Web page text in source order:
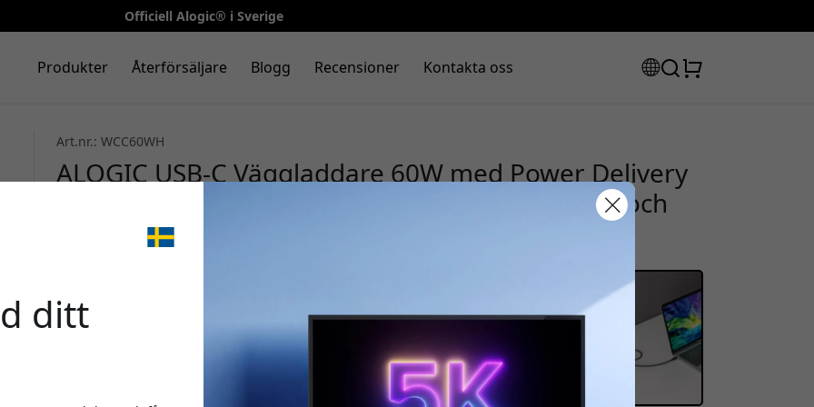
Officiell Alogic® i Sverige
Produkter Återförsäljare Blogg Recensioner Kontakta oss
Art.nr.: WCC60WH
ALOGIC USB-C Väggladdare 60W med Power Delivery
och USB-C till USB-C-kabel för laptop, surfplatta och
mobil - Vit
ditt
Använd denna kod i kassan för att få 8% rabatt.